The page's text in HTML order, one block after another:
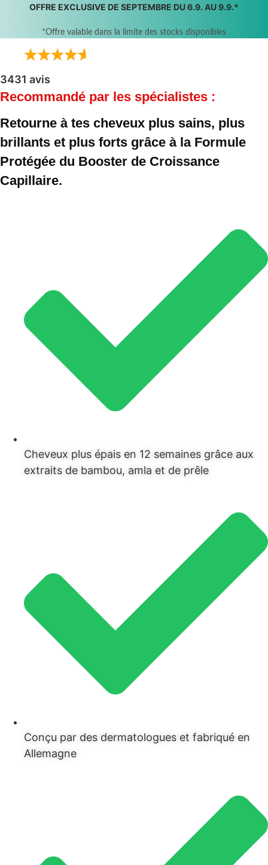
OFFRE EXCLUSIVE DE SEPTEMBRE DU 6.9. AU 9.9.*
*Offre valable dans la limite des stocks disponibles
3431 avis
Recommandé par les spécialistes :
Retourne à tes cheveux plus sains, plus
brillants et plus forts grâce à la Formule
Protégée du Booster de Croissance
Capillaire.
Cheveux plus épais en 12 semaines grâce aux
extraits de bambou, amla et de prêle
Conçu par des dermatologues et fabriqué en
Allemagne